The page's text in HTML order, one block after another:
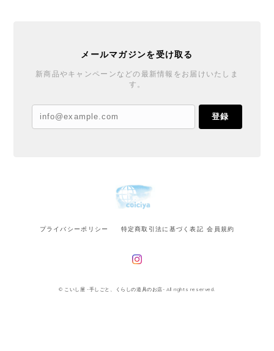
メールマガジンを受け取る
新商品やキャンペーンなどの最新情報をお届けいたしま
す。
登録
プライバシーポリシー 特定商取引法に基づく表記 会員規約
© こいし屋 -手しごと、くらしの道具のお店- All rights reserved.